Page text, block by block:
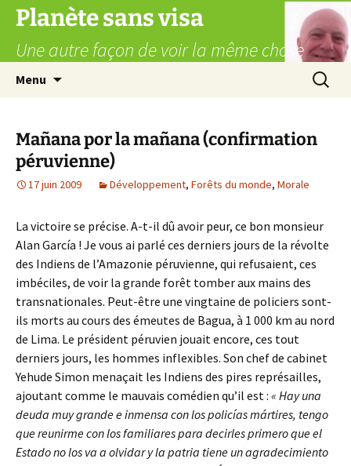
Aller
contenu
Planète sans visa
Une autre façon de voir la même chose
Menu
Mañana por la mañana (confirmation
péruvienne)
17 juin 2009 Développement, Forêts du monde, Morale
La victoire se précise. A-t-il dû avoir peur, ce bon monsieur
Alan García ! Je vous ai parlé ces derniers jours de la révolte
des Indiens de l’Amazonie péruvienne, qui refusaient, ces
imbéciles, de voir la grande forêt tomber aux mains des
transnationales. Peut-être une vingtaine de policiers sont-
ils morts au cours des émeutes de Bagua, à 1 000 km au nord
de Lima. Le président péruvien jouait encore, ces tout
derniers jours, les hommes inflexibles. Son chef de cabinet
Yehude Simon menaçait les Indiens des pires représailles,
ajoutant comme le mauvais comédien qu’il est : «Hay una
deuda muy grande e inmensa con los policías mártires, tengo
que reunirme con los familiares para decirles primero que el
Estado no los va a olvidar y la patria tiene un agradecimiento